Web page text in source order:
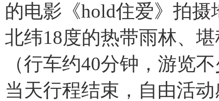
的电影《hold住爱》拍
北纬18度的热带雨林、
（行车约40分钟，游览
当天行程结束，自由活